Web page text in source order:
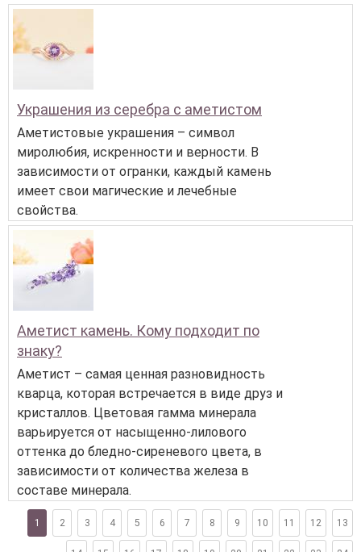
Украшения из серебра с аметистом
Аметистовые украшения – символ
миролюбия, искренности и верности. В
зависимости от огранки, каждый камень
имеет свои магические и лечебные
свойства.
Аметист камень. Кому подходит по
знаку?
Аметист – самая ценная разновидность
кварца, которая встречается в виде друз и
кристаллов. Цветовая гамма минерала
варьируется от насыщенно-лилового
оттенка до бледно-сиреневого цвета, в
зависимости от количества железа в
составе минерала.
1 2 3 4 5 6 7 8 9 10 11 12 13